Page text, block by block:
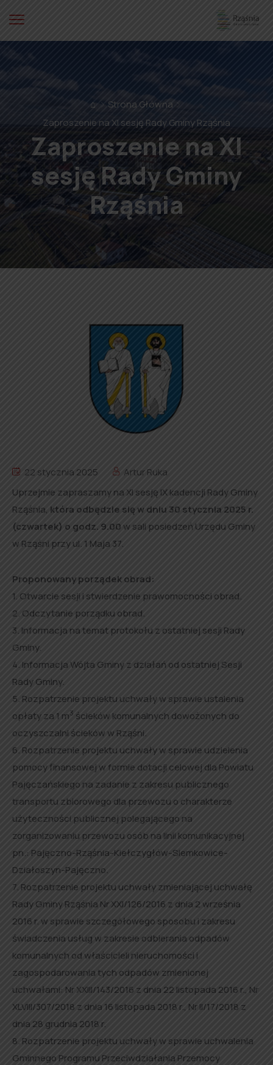
⌂
Strona Główna
Zaproszenie na XI sesję Rady Gminy Rząśnia
Zaproszenie na XI
sesję Rady Gminy
Rząśnia
22 stycznia 2025
Artur Ruka
Uprzejmie zapraszamy na XI sesję IX kadencji Rady Gminy
Rząśnia, która odbędzie się w dniu 30 stycznia 2025 r.
(czwartek) o godz. 9.00w sali posiedzeń Urzędu Gminy
w Rząśni przy ul. 1 Maja 37.
Proponowany porządek obrad:
1. Otwarcie sesji i stwierdzenie prawomocności obrad.
2. Odczytanie porządku obrad.
3. Informacja na temat protokołu z ostatniej sesji Rady
Gminy.
4. Informacja Wójta Gminy z działań od ostatniej Sesji
Rady Gminy.
5. Rozpatrzenie projektu uchwały w sprawie ustalenia
opłaty za 1 m3 ścieków komunalnych dowożonych do
oczyszczalni ścieków w Rząśni.
6. Rozpatrzenie projektu uchwały w sprawie udzielenia
pomocy finansowej w formie dotacji celowej dla Powiatu
Pajęczańskiego na zadanie z zakresu publicznego
transportu zbiorowego dla przewozu o charakterze
użyteczności publicznej polegającego na
zorganizowaniu przewozu osób na linii komunikacyjnej
pn.: Pajęczno-Rząśnia-Kiełczygłów-Siemkowice-
Działoszyn-Pajęczno.
7. Rozpatrzenie projektu uchwały zmieniającej uchwałę
Rady Gminy Rząśnia Nr XXI/126/2016 z dnia 2 września
2016 r. w sprawie szczegółowego sposobu i zakresu
świadczenia usług w zakresie odbierania odpadów
komunalnych od właścicieli nieruchomości i
zagospodarowania tych odpadów zmienionej
uchwałami: Nr XXIII/143/2016 z dnia 22 listopada 2016 r., Nr
XLVIII/307/2018 z dnia 16 listopada 2018 r., Nr II/17/2018 z
dnia 28 grudnia 2018 r.
8. Rozpatrzenie projektu uchwały w sprawie uchwalenia
Gminnego Programu Przeciwdziałania Przemocy